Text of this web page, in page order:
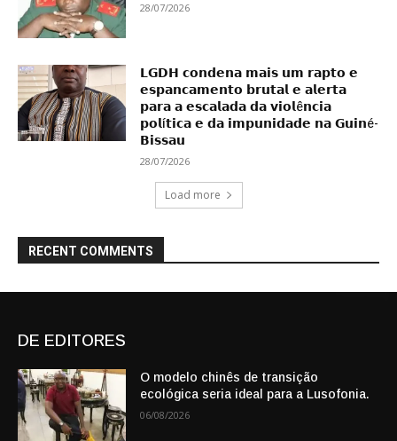
28/07/2026
𝗟𝗚𝗗𝗛 𝗰𝗼𝗻𝗱𝗲𝗻𝗮 𝗺𝗮𝗶𝘀 𝘂𝗺 𝗿𝗮𝗽𝘁𝗼 𝗲
𝗲𝘀𝗽𝗮𝗻𝗰𝗮𝗺𝗲𝗻𝘁𝗼 𝗯𝗿𝘂𝘁𝗮𝗹 𝗲 𝗮𝗹𝗲𝗿𝘁𝗮
𝗽𝗮𝗿𝗮 𝗮 𝗲𝘀𝗰𝗮𝗹𝗮𝗱𝗮 𝗱𝗮 𝘃𝗶𝗼𝗹ê𝗻𝗰𝗶𝗮
𝗽𝗼𝗹í𝘁𝗶𝗰𝗮 𝗲 𝗱𝗮 𝗶𝗺𝗽𝘂𝗻𝗶𝗱𝗮𝗱𝗲 𝗻𝗮 𝗚𝘂𝗶𝗻é-
𝗕𝗶𝘀𝘀𝗮𝘂
28/07/2026
Load more
RECENT COMMENTS
DE EDITORES
O modelo chinês de transição
ecológica seria ideal para a Lusofonia.
06/08/2026